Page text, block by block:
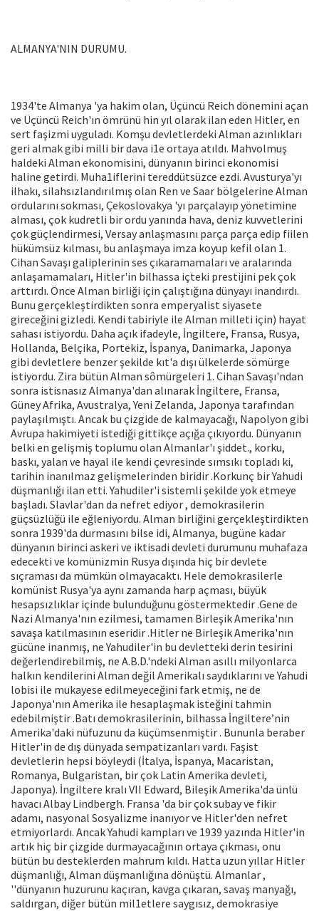
ALMANYA'NIN DURUMU.
1934'te Almanya 'ya hakim olan, Üçüncü Reich dönemini açan
ve Üçüncü Reich'ın ömrünü hin yıl olarak ilan eden Hitler, en
sert faşizmi uyguladı. Komşu devletlerdeki Alman azınlıkları
geri almak gibi milli bir dava i1e ortaya atıldı. Mahvolmuş
haldeki Alman ekonomisini, dünyanın birinci ekonomisi
haline getirdi. Muha1iflerini tereddütsüzce ezdi. Avusturya'yı
ilhakı, silahsızlandırılmış olan Ren ve Saar bölgelerine Alman
ordularını sokması, Çekoslovakya 'yı parçalayıp yönetimine
alması, çok kudretli bir ordu yanında hava, deniz kuvvetlerini
çok güçlendirmesi, Versay anlaşmasını parça parça edip fiilen
hükümsüz kılması, bu anlaşmaya imza koyup kefil olan 1.
Cihan Savaşı galiplerinin ses çıkaramamaları ve aralarında
anlaşamamaları, Hitler'in bilhassa içteki prestijini pek çok
arttırdı. Önce Alman birliği için çalıştığına dünyayı inandırdı.
Bunu gerçekleştirdikten sonra emperyalist siyasete
gireceğini gizledi. Kendi tabiriyle ile Alman milleti için) hayat
sahası istiyordu. Daha açık ifadeyle, İngiltere, Fransa, Rusya,
Hollanda, Belçika, Portekiz, İspanya, Danimarka, Japonya
gibi devletlere benzer şekilde kıt'a dışı ülkelerde sömürge
istiyordu. Zira bütün Alman sômürgeleri 1. Cihan Savaşı'ndan
sonra istisnasız Almanya'dan alınarak İngiltere, Fransa,
Güney Afrika, Avustralya, Yeni Zelanda, Japonya tarafından
paylaşılmıştı. Ancak bu çizgide de kalmayacağı, Napolyon gibi
Avrupa hakimiyeti istediği gittikçe açığa çıkıyordu. Dünyanın
belki en gelişmiş toplumu olan Almanlar'ı şiddet., korku,
baskı, yalan ve hayal ile kendi çevresinde sımsıkı topladı ki,
tarihin inanılmaz gelişmelerinden biridir .Korkunç bir Yahudi
düşmanlığı ilan etti. Yahudiler'i sistemli şekilde yok etmeye
başladı. Slavlar'dan da nefret ediyor , demokrasilerin
güçsüzlüğü ile eğleniyordu. Alman birliğini gerçekleştirdikten
sonra 1939'da durmasını bilse idi, Almanya, bugüne kadar
dünyanın birinci askeri ve iktisadi devleti durumunu muhafaza
edecekti ve komünizmin Rusya dışında hiç bir devlete
sıçraması da mümkün olmayacaktı. Hele demokrasilerle
komünist Rusya'ya aynı zamanda harp açması, büyük
hesapsızlıklar içinde bulunduğunu göstermektedir .Gene de
Nazi Almanya'nın ezilmesi, tamamen Birleşik Amerika'nın
savaşa katılmasının eseridir .Hitler ne Birleşik Amerika'nın
gücüne inanmış, ne Yahudiler'in bu devletteki derin tesirini
değerlendirebilmiş, ne A.B.D.'ndeki Alman asıllı milyonlarca
halkın kendilerini Alman değil Amerikalı saydıklarını ve Yahudi
lobisi ile mukayese edilmeyeceğini fark etmiş, ne de
Japonya'nın Amerika ile hesaplaşmak isteğini tahmin
edebilmiştir .Batı demokrasilerinin, bilhassa İngiltere’nin
Amerika'daki nüfuzunu da küçümsenmiştir . Bununla beraber
Hitler'in de dış dünyada sempatizanları vardı. Faşist
devletlerin hepsi böyleydi (İtalya, İspanya, Macaristan,
Romanya, Bulgaristan, bir çok Latin Amerika devleti,
Japonya). İngiltere kralı VII Edward, Bileşik Amerika'da ünlü
havacı Albay Lindbergh. Fransa 'da bir çok subay ve fikir
adamı, nasyonal Sosyalizme inanıyor ve Hitler'den nefret
etmiyorlardı. Ancak Yahudi kampları ve 1939 yazında Hitler'in
artık hiç bir çizgide durmayacağının ortaya çıkması, onu
bütün bu desteklerden mahrum kıldı. Hatta uzun yıllar Hitler
düşmanlığı, Alman düşmanlığına dönüştü. Almanlar ,
''dünyanın huzurunu kaçıran, kavga çıkaran, savaş manyağı,
saldırgan, diğer bütün mil1etlere saygısız, demokrasiye